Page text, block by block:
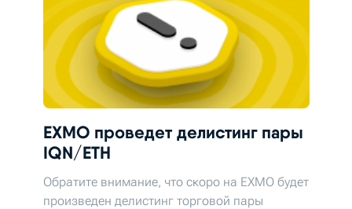
EXMO проведет делистинг пары
IQN/ETH
Обратите внимание, что скоро на EXMO будет
произведен делистинг торговой пары